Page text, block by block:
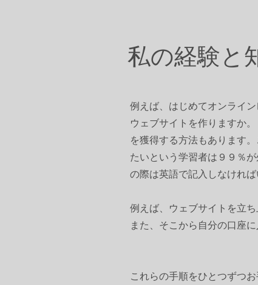
私の経験と
例えば、はじめてオンライ
ウェブサイトを作りますか
を獲得する方法もあります
たいという学習者は９９％
の際は英語で記入しなけれ
例えば、ウェブサイトを立
また、そこから自分の口座
これらの手順をひとつずつ